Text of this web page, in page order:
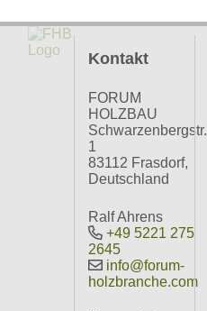
Kontakt
FORUM
HOLZBAU
Schwarzenbergstr.
1
83112 Frasdorf,
Deutschland
Ralf Ahrens
+49 5221 275
2645
info@forum-
holzbranche.com